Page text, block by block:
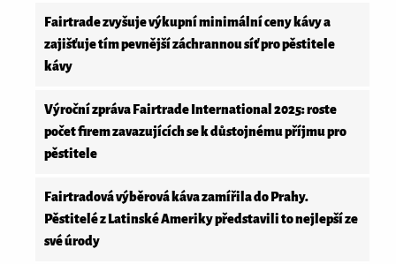
Fairtrade zvyšuje výkupní minimální ceny kávy a
zajišťuje tím pevnější záchrannou síť pro pěstitele
kávy
Výroční zpráva Fairtrade International 2025: roste
počet firem zavazujících se k důstojnému příjmu pro
pěstitele
Fairtradová výběrová káva zamířila do Prahy.
Pěstitelé z Latinské Ameriky představili to nejlepší ze
své úrody